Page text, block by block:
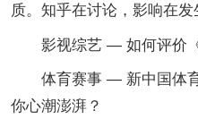
质。知乎在讨论，影响在发
影视综艺 — 如何评价《
体育赛事 — 新中国体育
你心潮澎湃？